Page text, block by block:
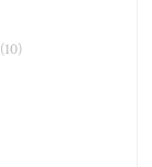
(10)